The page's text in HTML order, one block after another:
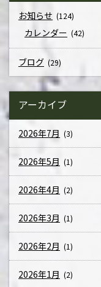
お知らせ (124)
カレンダー (42)
ブログ (29)
アーカイブ
2026年7月 (3)
2026年5月 (1)
2026年4月 (2)
2026年3月 (1)
2026年2月 (1)
2026年1月 (2)